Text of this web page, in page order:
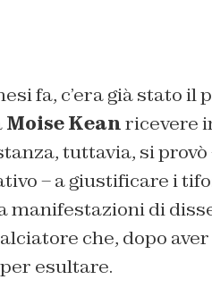
fa, c’era già stato
Moise Keanricevere
tuttavia, si provò
– a giustificare i
manifestazioni di
che, dopo
esultare.